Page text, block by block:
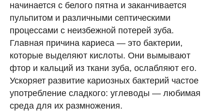
начинается с белого пятна и заканчивается
пульпитом и различными септическими
процессами с неизбежной потерей зуба.
Главная причина кариеса — это бактерии,
которые выделяют кислоты. Они вымывают
фтор и кальций из ткани зуба, ослабляют его.
Ускоряет развитие кариозных бактерий частое
употребление сладкого: углеводы — любимая
среда для их размножения.